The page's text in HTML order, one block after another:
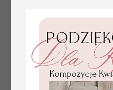
weselnych
usadzenie gości na
weselu, tablica
informacyjna dla
gości weselnych,
plan stołów na
weselu ze zdjęciem
Pary Młodej, plan